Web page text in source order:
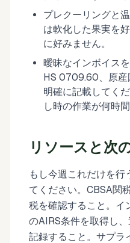
プレクーリングと
は軟化した果実を
に好みません。
曖昧なインボイス
HS 0709.60、原産
明確に記載してく
し時の作業が何時
リソースと次
もし今週これだけを行
てください。CBSA関
税を確認すること。イ
のAIRS条件を取得し
記録すること。サプラ